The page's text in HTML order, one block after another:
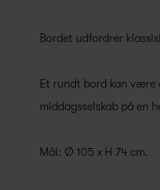
Bordet udfordrer
Et rundt bord kan være
middagsselskab på en
Mål: Ø 105 x H 74 cm.